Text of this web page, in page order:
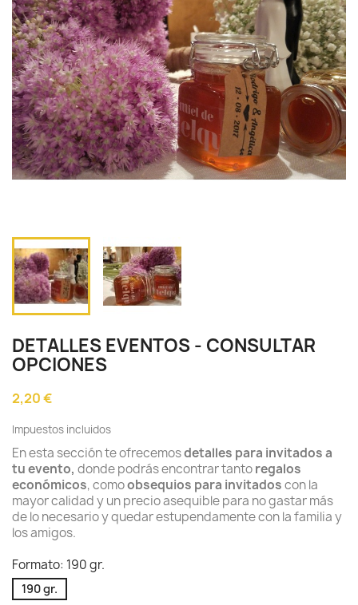
DETALLES EVENTOS - CONSULTAR
OPCIONES
2,20 €
Impuestos incluidos
En esta sección te ofrecemosdetalles para invitados a
tu evento, donde podrás encontrar tantoregalos
económicos, comoobsequios para invitadoscon la
mayor calidad y un precio asequible para no gastar más
de lo necesario y quedar estupendamente con la familia y
los amigos.
Formato: 190 gr.
190 gr.